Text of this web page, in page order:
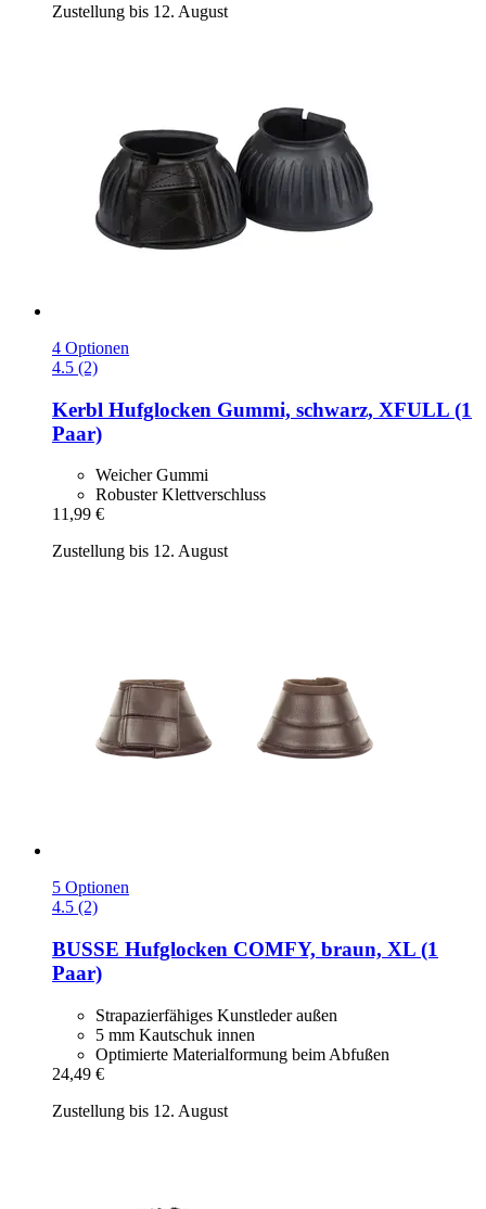
Zustellung bis 12. August
4 Optionen
4.5 (2)
Kerbl Hufglocken Gummi, schwarz, XFULL (1
Paar)
Weicher Gummi
Robuster Klettverschluss
11,99 €
Zustellung bis 12. August
5 Optionen
4.5 (2)
BUSSE Hufglocken COMFY, braun, XL (1
Paar)
Strapazierfähiges Kunstleder außen
5 mm Kautschuk innen
Optimierte Materialformung beim Abfußen
24,49 €
Zustellung bis 12. August